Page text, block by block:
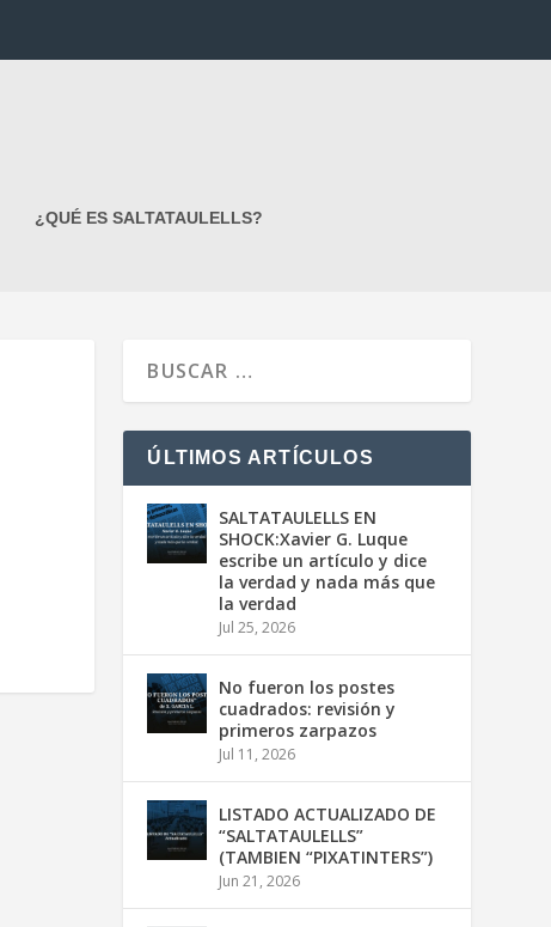
¿QUÉ ES SALTATAULELLS?
ÚLTIMOS ARTÍCULOS
SALTATAULELLS EN
SHOCK:Xavier G. Luque
escribe un artículo y dice
la verdad y nada más que
la verdad
Jul 25, 2026
No fueron los postes
cuadrados: revisión y
primeros zarpazos
Jul 11, 2026
LISTADO ACTUALIZADO DE
“SALTATAULELLS”
(TAMBIEN “PIXATINTERS”)
Jun 21, 2026